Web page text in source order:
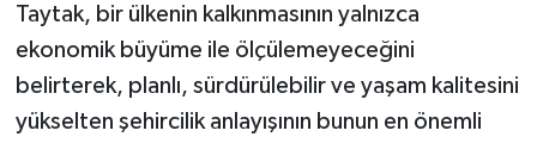
Taytak, bir ülkenin kalkınmasının yalnızca
ekonomik büyüme ile ölçülemeyeceğini
belirterek, planlı, sürdürülebilir ve yaşam kalitesini
yükselten şehircilik anlayışının bunun en önemli